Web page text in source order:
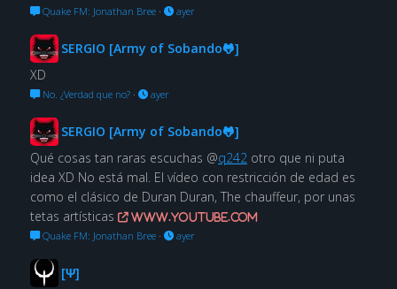
Quake FM: Jonathan Bree· ayer
SERGIO [Army of Sobando🐸]
XD
No. ¿Verdad que no?· ayer
SERGIO [Army of Sobando🐸]
Qué cosas tan raras escuchas @q242 otro que ni puta
idea XD No está mal. El vídeo con restricción de edad es
como el clásico de Duran Duran, The chauffeur, por unas
tetas artísticas
www.youtube.com
Quake FM: Jonathan Bree· ayer
[Ψ]